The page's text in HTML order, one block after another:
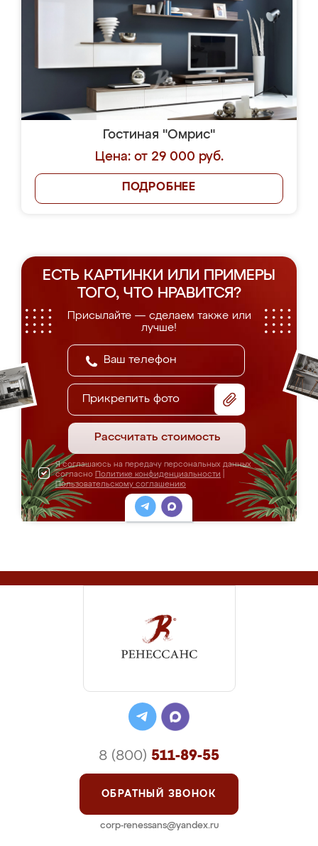
Гостиная "Омрис"
Цена: от 29 000 руб.
ПОДРОБНЕЕ
ЕСТЬ КАРТИНКИ ИЛИ ПРИМЕРЫ
ТОГО, ЧТО НРАВИТСЯ?
Присылайте — сделаем также или
лучше!
Прикрепить фото
Рассчитать стоимость
Я соглашаюсь на передачу персональных данных
согласно Политике конфиденциальности
Пользовательскому соглашению
8 (800) 511-89-55
ОБРАТНЫЙ ЗВОНОК
corp-renessans@yandex.ru